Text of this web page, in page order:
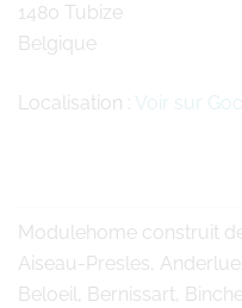
1480 Tubize
Belgique
Localisation : Voir sur
Modulehome construit
Aiseau-Presles,
Beloeil, Bernissart,